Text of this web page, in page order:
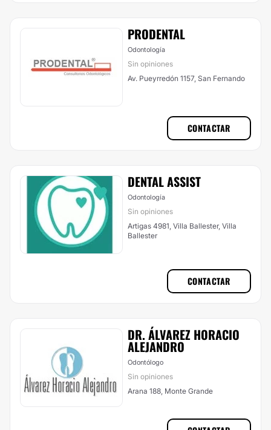
PRODENTAL
Odontología
Sin opiniones
Av. Pueyrredón 1157, San Fernando
CONTACTAR
DENTAL ASSIST
Odontología
Sin opiniones
Artigas 4981, Villa Ballester, Villa
Ballester
CONTACTAR
DR. ÁLVAREZ HORACIO
ALEJANDRO
Odontólogo
Sin opiniones
Arana 188, Monte Grande